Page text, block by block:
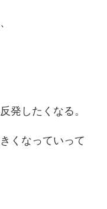
発したくなる。
くなっていって